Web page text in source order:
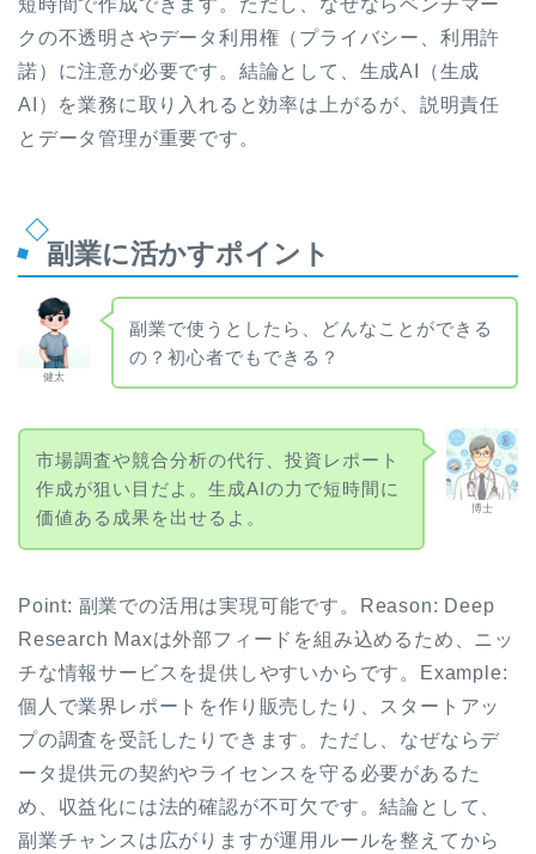
短時間で作成できます。ただし、なぜならベンチマー
クの不透明さやデータ利用権（プライバシー、利用許
諾）に注意が必要です。結論として、生成AI（生成
AI）を業務に取り入れると効率は上がるが、説明責任
とデータ管理が重要です。
副業に活かすポイント
健太
副業で使うとしたら、どんなことができる
の？初心者でもできる？
博士
市場調査や競合分析の代行、投資レポート
作成が狙い目だよ。生成AIの力で短時間に
価値ある成果を出せるよ。
Point: 副業での活用は実現可能です。Reason: Deep
Research Maxは外部フィードを組み込めるため、ニッ
チな情報サービスを提供しやすいからです。Example:
個人で業界レポートを作り販売したり、スタートアッ
プの調査を受託したりできます。ただし、なぜならデ
ータ提供元の契約やライセンスを守る必要があるた
め、収益化には法的確認が不可欠です。結論として、
副業チャンスは広がりますが運用ルールを整えてから